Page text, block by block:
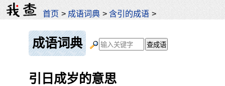
首页 > 成语词典 >含引的成语 >
成语词典
引日成岁的意思